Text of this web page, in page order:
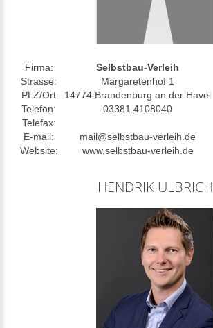
Firma:
Selbstbau-Verleih
Strasse:
Margaretenhof 1
PLZ/Ort
14774 Brandenburg an der Havel
Telefon:
03381 4108040
Telefax:
E-mail:
mail@selbstbau-verleih.de
Website:
www.selbstbau-verleih.de
HENDRIK ULBRICH